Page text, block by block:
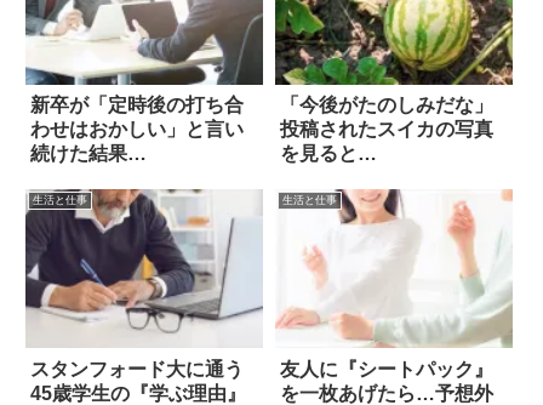
新卒が「定時後の打ち合
わせはおかしい」と言い
続けた結果…
「今後がたのしみだな」
投稿されたスイカの写真
を見ると…
生活と仕事
スタンフォード大に通う
45歳学生の『学ぶ理由』
生活と仕事
友人に『シートパック』
を一枚あげたら…予想外